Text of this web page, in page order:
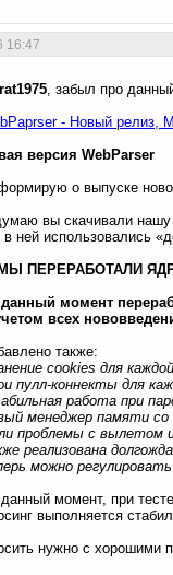
16:47
, забыл про
- Новый
версия WebParser
о выпуске
вы скачивали нашу
в ней использовались
ПЕРЕРАБОТАЛИ
момент
всех
также:
cookies для каждой
пулл-коннекты для
работа при
менеджер памяти со
проблемы с вылетом
реализована
можно
момент, при
выполняется
нужно с хорошими